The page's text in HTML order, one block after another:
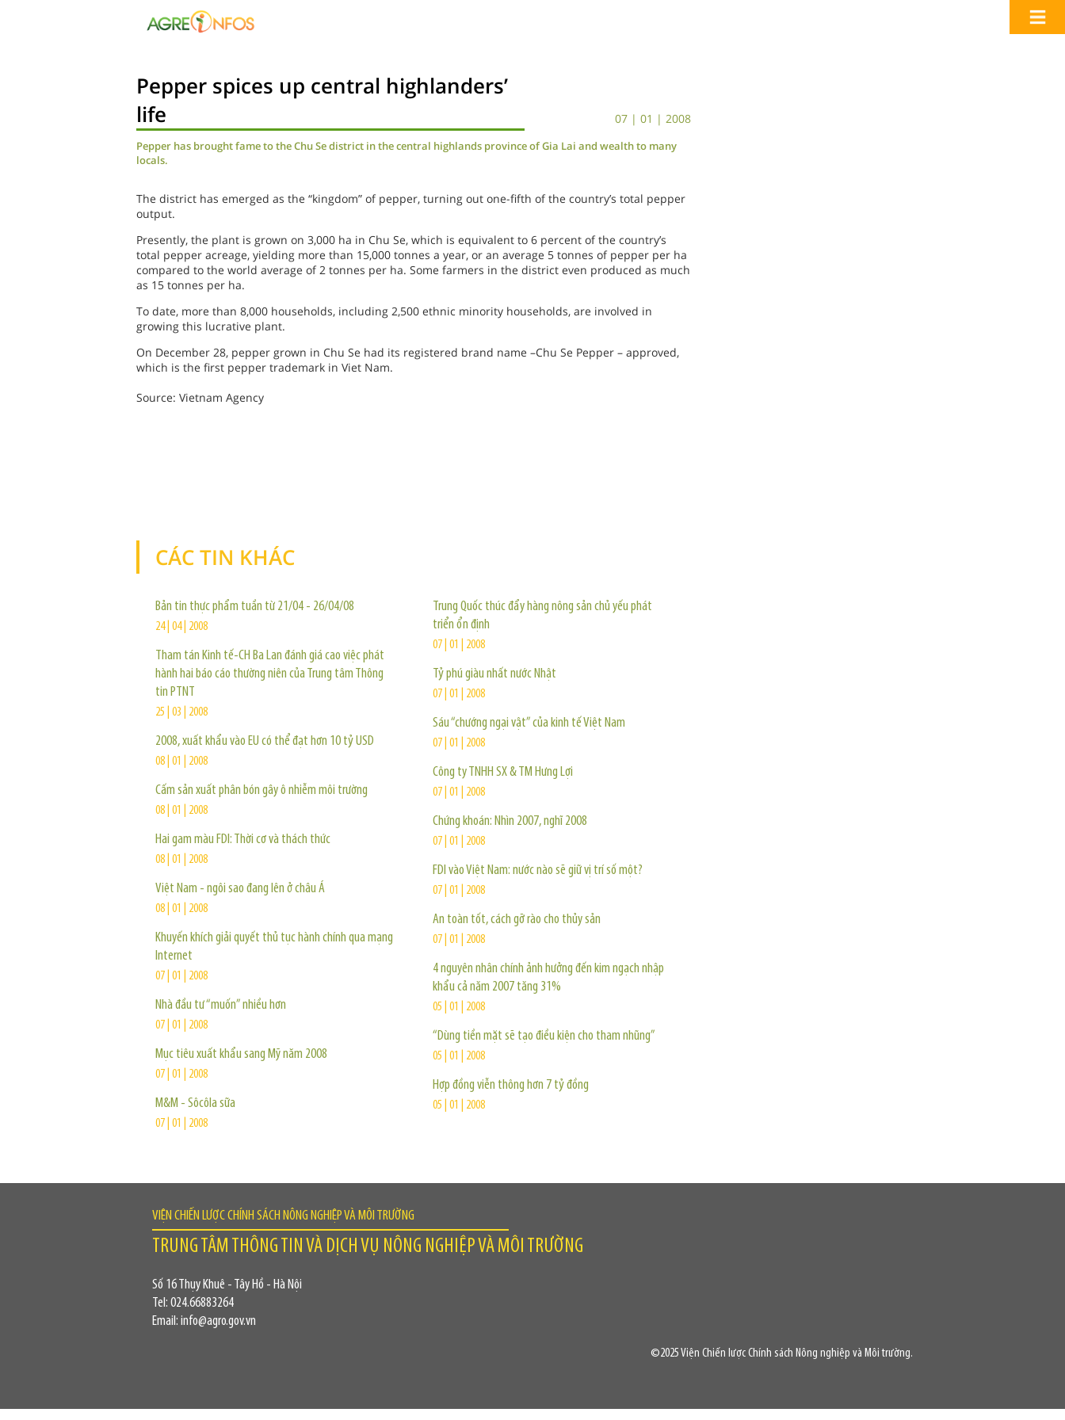
Pepper spices up central highlanders’
life
07 | 01 | 2008
Pepper has brought fame to the Chu Se district in the central highlands province of Gia Lai and wealth to many
locals.
The district has emerged as the “kingdom” of pepper, turning out one-fifth of the country’s total pepper
output.
Presently, the plant is grown on 3,000 ha in Chu Se, which is equivalent to 6 percent of the country’s
total pepper acreage, yielding more than 15,000 tonnes a year, or an average 5 tonnes of pepper per ha
compared to the world average of 2 tonnes per ha. Some farmers in the district even produced as much
as 15 tonnes per ha.
To date, more than 8,000 households, including 2,500 ethnic minority households, are involved in
growing this lucrative plant.
On December 28, pepper grown in Chu Se had its registered brand name –Chu Se Pepper – approved,
which is the first pepper trademark in Viet Nam.
Source: Vietnam Agency
CÁC TIN KHÁC
Bản tin thực phẩm tuần từ 21/04 - 26/04/08
24 | 04 | 2008
Tham tán Kinh tế-CH Ba Lan đánh giá cao việc phát
hành hai báo cáo thường niên của Trung tâm Thông
tin PTNT
25 | 03 | 2008
2008, xuất khẩu vào EU có thể đạt hơn 10 tỷ USD
08 | 01 | 2008
Cấm sản xuất phân bón gây ô nhiễm môi trường
08 | 01 | 2008
Hai gam màu FDI: Thời cơ và thách thức
08 | 01 | 2008
Việt Nam - ngôi sao đang lên ở châu Á
08 | 01 | 2008
Khuyến khích giải quyết thủ tục hành chính qua mạng
Internet
07 | 01 | 2008
Nhà đầu tư “muốn” nhiều hơn
07 | 01 | 2008
Mục tiêu xuất khẩu sang Mỹ năm 2008
07 | 01 | 2008
M&M - Sôcôla sữa
07 | 01 | 2008
Trung Quốc thúc đẩy hàng nông sản chủ yếu phát
triển ổn định
07 | 01 | 2008
Tỷ phú giàu nhất nước Nhật
07 | 01 | 2008
Sáu “chướng ngại vật” của kinh tế Việt Nam
07 | 01 | 2008
Công ty TNHH SX & TM Hưng Lợi
07 | 01 | 2008
Chứng khoán: Nhìn 2007, nghĩ 2008
07 | 01 | 2008
FDI vào Việt Nam: nước nào sẽ giữ vị trí số một?
07 | 01 | 2008
An toàn tốt, cách gỡ rào cho thủy sản
07 | 01 | 2008
4 nguyên nhân chính ảnh hưởng đến kim ngạch nhập
khẩu cả năm 2007 tăng 31%
05 | 01 | 2008
“Dùng tiền mặt sẽ tạo điều kiện cho tham nhũng”
05 | 01 | 2008
Hợp đồng viễn thông hơn 7 tỷ đồng
05 | 01 | 2008
VIỆN CHIẾN LƯỢC CHÍNH SÁCH NÔNG NGHIỆP VÀ MÔI TRƯỜNG
TRUNG TÂM THÔNG TIN VÀ DỊCH VỤ NÔNG NGHIỆP VÀ MÔI TRƯỜNG
Số 16 Thụy Khuê - Tây Hồ - Hà Nội
Tel: 024.66883264
Email: info@agro.gov.vn
©2025 Viện Chiến lược Chính sách Nông nghiệp và Môi trường.